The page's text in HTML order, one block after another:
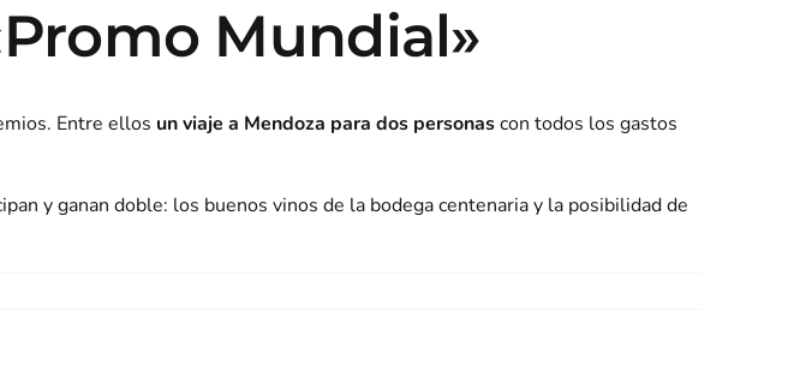
Mundial»
Entre ellos un viaje a Mendoza para dos personascon todos los gastos
y ganan doble: los buenos vinos de la bodega centenaria y la posibilidad de